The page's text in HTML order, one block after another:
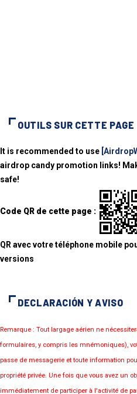
OUTILS SUR CETTE PAGE
It is recommended to use
airdrop candy promotion links!
safe!
Code QR de cette page :
QR avec votre téléphone mobile
versions
DECLARACIÓN Y AVISO
Remarque : Tout largage aérien ne
formulaires, y compris les mnémoniques),
passe de messagerie et toute information
propriété privée. Une fois que vous avez un
immédiatement de participer à l'activité de